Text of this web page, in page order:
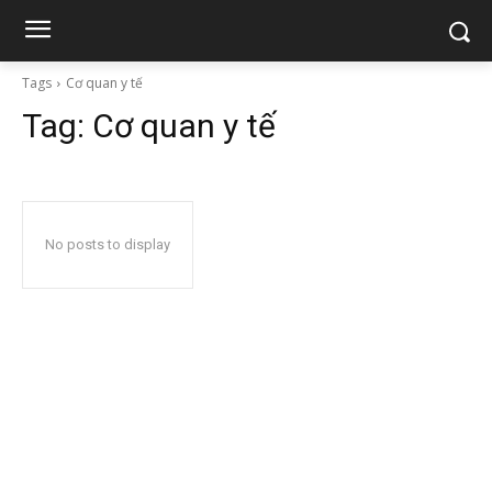
Tags Cơ quan y tế
Tag: Cơ quan y tế
No posts to display